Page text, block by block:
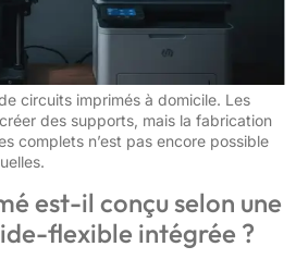
circuits imprimés à domicile. Les
des supports, mais la fabrication
complets n’est pas encore possible
est-il conçu selon une
flexible intégrée ?